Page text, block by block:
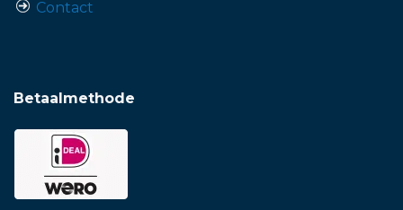
Contact
Betaalmethode